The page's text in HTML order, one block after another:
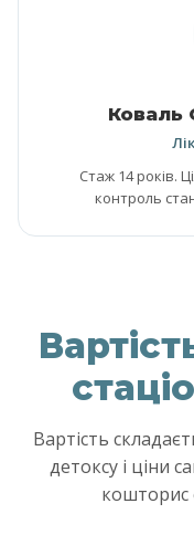
Коваль
Стаж 14 років.
контроль
Вартість
детоксу і ціни
кошторис